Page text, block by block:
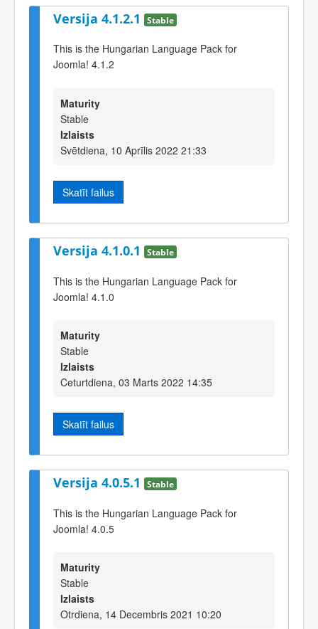
Versija 4.1.2.1 Stable
This is the Hungarian Language Pack for
Joomla! 4.1.2
Maturity
Stable
Izlaists
Svētdiena, 10 Aprīlis 2022 21:33
Skatīt failus
Versija 4.1.0.1 Stable
This is the Hungarian Language Pack for
Joomla! 4.1.0
Maturity
Stable
Izlaists
Ceturtdiena, 03 Marts 2022 14:35
Skatīt failus
Versija 4.0.5.1 Stable
This is the Hungarian Language Pack for
Joomla! 4.0.5
Maturity
Stable
Izlaists
Otrdiena, 14 Decembris 2021 10:20